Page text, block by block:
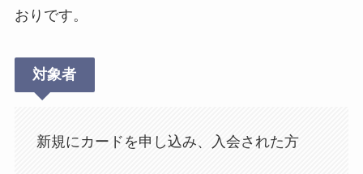
おりです。
対象者
新規にカードを申し込み、入会された方